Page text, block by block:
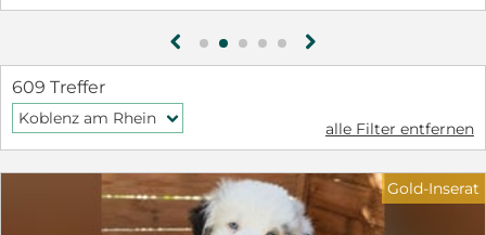
g h
609 Treffer
Koblenz am Rhein f
alle Filter entfernen
Gold-Inserat